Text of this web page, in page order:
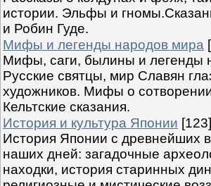
истории. Эльфы и
и Робин Гуде.
Мифы и легенды народов мира
Мифы, саги, былины и легенды
Русские святцы, мир Славян
художников. Мифы о
Кельтские сказания.
История и культура Японии [123]
История Японии с древнейших
наших дней: загадочные
находки, история старинных